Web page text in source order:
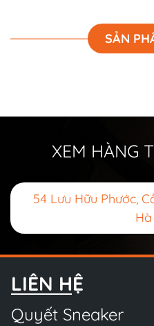
SẢN
XEM HÀNG
54 Lưu Hữu Phước,
LIÊN HỆ
Quyết Sneaker